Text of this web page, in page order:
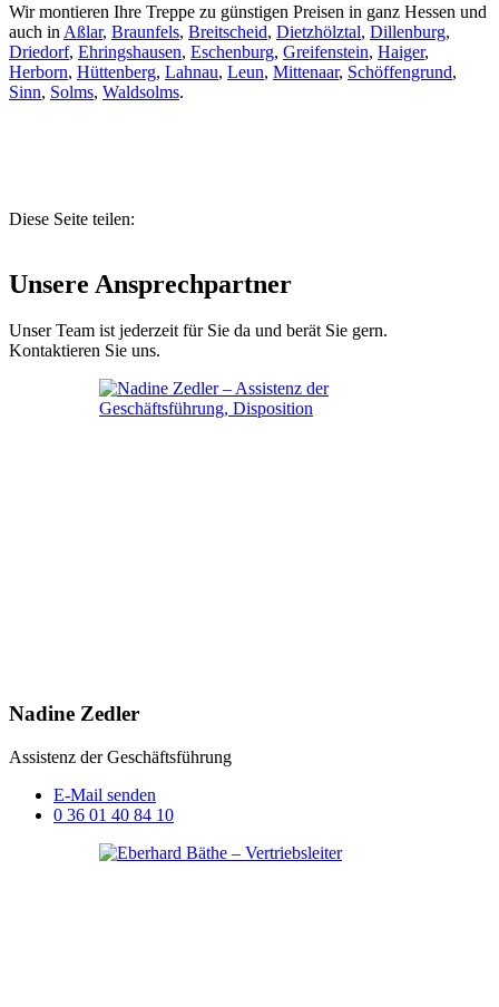
Wir montieren Ihre Treppe zu günstigen Preisen in ganz Hessen und
auch in Aßlar, Braunfels, Breitscheid, Dietzhölztal, Dillenburg,
Driedorf, Ehringshausen, Eschenburg, Greifenstein, Haiger,
Herborn, Hüttenberg, Lahnau, Leun, Mittenaar, Schöffengrund,
Sinn, Solms, Waldsolms.
Diese Seite teilen:
Unsere Ansprechpartner
Unser Team ist jederzeit für Sie da und berät Sie gern.
Kontaktieren Sie uns.
Nadine Zedler
Assistenz der Geschäftsführung
E-Mail senden
0 36 01 40 84 10